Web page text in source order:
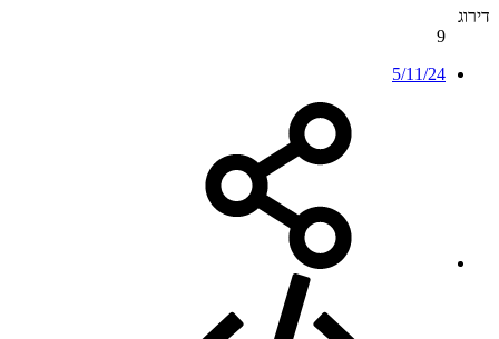
דירוג
9
5/11/24